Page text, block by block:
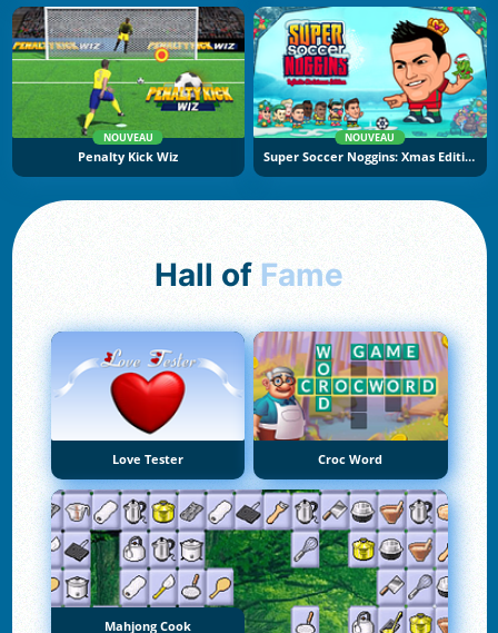
NOUVEAU
Penalty Kick Wiz
NOUVEAU
Super Soccer Noggins: Xmas Edition
Hall of Fame
Love Tester Croc Word
Mahjong Cook